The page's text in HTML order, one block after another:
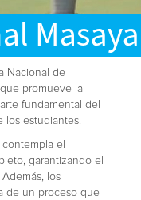
Nacional de
promueve la
fundamental del
los estudiantes.
el
garantizando el
los
de un proceso que